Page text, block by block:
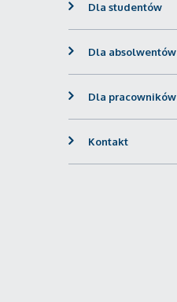
Dla studentów
Dla absolwentów
Dla pracowników
Kontakt